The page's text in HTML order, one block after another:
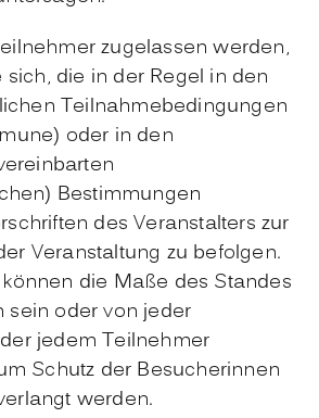
zugelassen werden,
die in der Regel in den
Teilnahmebedingungen
oder in den
Bestimmungen
des Veranstalters zur
Veranstaltung zu befolgen.
die Maße des Standes
sein oder von jeder
jedem Teilnehmer
Schutz der Besucherinnen
werden.